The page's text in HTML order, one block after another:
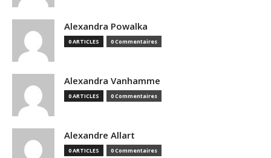
Alexandra Powalka
0 ARTICLES 0 Commentaires
Alexandra Vanhamme
0 ARTICLES 0 Commentaires
Alexandre Allart
0 ARTICLES 0 Commentaires